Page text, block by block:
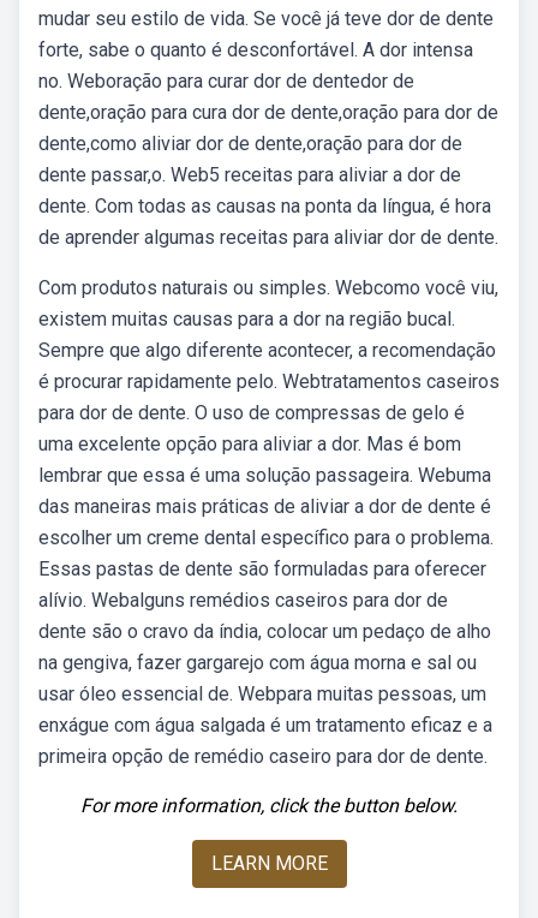
mudar seu estilo de vida. Se você já teve dor de dente
forte, sabe o quanto é desconfortável. A dor intensa
no. Weboração para curar dor de dentedor de
dente,oração para cura dor de dente,oração para dor de
dente,como aliviar dor de dente,oração para dor de
dente passar,o. Web5 receitas para aliviar a dor de
dente. Com todas as causas na ponta da língua, é hora
de aprender algumas receitas para aliviar dor de dente.
Com produtos naturais ou simples. Webcomo você viu,
existem muitas causas para a dor na região bucal.
Sempre que algo diferente acontecer, a recomendação
é procurar rapidamente pelo. Webtratamentos caseiros
para dor de dente. O uso de compressas de gelo é
uma excelente opção para aliviar a dor. Mas é bom
lembrar que essa é uma solução passageira. Webuma
das maneiras mais práticas de aliviar a dor de dente é
escolher um creme dental específico para o problema.
Essas pastas de dente são formuladas para oferecer
alívio. Webalguns remédios caseiros para dor de
dente são o cravo da índia, colocar um pedaço de alho
na gengiva, fazer gargarejo com água morna e sal ou
usar óleo essencial de. Webpara muitas pessoas, um
enxágue com água salgada é um tratamento eficaz e a
primeira opção de remédio caseiro para dor de dente.
For more information, click the button below.
LEARN MORE